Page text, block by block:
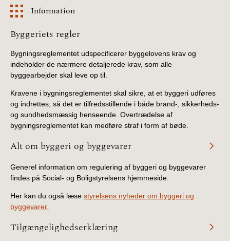
Information
Information
Byggeriets regler
Bygningsreglementet udspecificerer byggelovens krav og
indeholder de nærmere detaljerede krav, som alle
byggearbejder skal leve op til.
Kravene i bygningsreglementet skal sikre, at et byggeri udføres
og indrettes, så det er tilfredsstillende i både brand-, sikkerheds-
og sundhedsmæssig henseende. Overtrædelse af
bygningsreglementet kan medføre straf i form af bøde.
Alt om byggeri og byggevarer
Generel information om regulering af byggeri og byggevarer
findes på Social- og Boligstyrelsens hjemmeside.
Her kan du også læse styrelsens nyheder om byggeri og
byggevarer.
Tilgængelighedserklæring